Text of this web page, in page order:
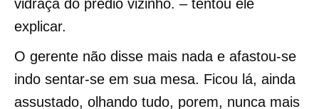
vidraça do prédio vizinho. – tentou ele
explicar.
O gerente não disse mais nada e afastou-se
indo sentar-se em sua mesa. Ficou lá, ainda
assustado, olhando tudo, porem, nunca mais